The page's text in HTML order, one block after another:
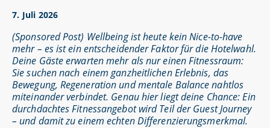
7. Juli 2026
(Sponsored Post) Wellbeing ist heute kein Nice-to-have
mehr – es ist ein entscheidender Faktor für die Hotelwahl.
Deine Gäste erwarten mehr als nur einen Fitnessraum:
Sie suchen nach einem ganzheitlichen Erlebnis, das
Bewegung, Regeneration und mentale Balance nahtlos
miteinander verbindet. Genau hier liegt deine Chance: Ein
durchdachtes Fitnessangebot wird Teil der Guest Journey
– und damit zu einem echten Differenzierungsmerkmal.